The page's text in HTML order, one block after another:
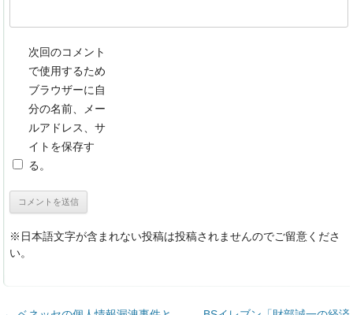
次回のコメント
で使用するため
ブラウザーに自
分の名前、メー
ルアドレス、サ
イトを保存す
る。
※日本語文字が含まれない投稿は投稿されませんのでご留意くださ
い。